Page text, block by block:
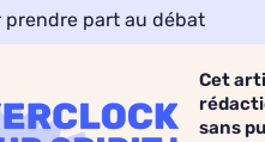
part au débat
Cet
sans